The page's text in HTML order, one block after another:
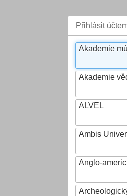
Přihlásit
Akademie
Akademie
ALVEL
Ambis
Anglo-